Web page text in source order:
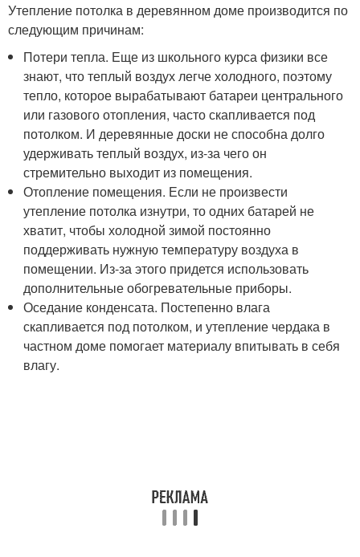
Утепление потолка в деревянном доме производится по
следующим причинам:
Потери тепла. Еще из школьного курса физики все
знают, что теплый воздух легче холодного, поэтому
тепло, которое вырабатывают батареи центрального
или газового отопления, часто скапливается под
потолком. И деревянные доски не способна долго
удерживать теплый воздух, из-за чего он
стремительно выходит из помещения.
Отопление помещения. Если не произвести
утепление потолка изнутри, то одних батарей не
хватит, чтобы холодной зимой постоянно
поддерживать нужную температуру воздуха в
помещении. Из-за этого придется использовать
дополнительные обогревательные приборы.
Оседание конденсата. Постепенно влага
скапливается под потолком, и утепление чердака в
частном доме помогает материалу впитывать в себя
влагу.